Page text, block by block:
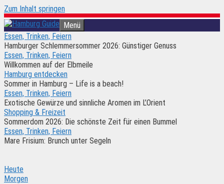
Zum Inhalt springen
Menü
Essen, Trinken, Feiern
Hamburger Schlemmersommer 2026: Günstiger Genuss
Essen, Trinken, Feiern
Willkommen auf der Elbmeile
Hamburg entdecken
Sommer in Hamburg – Life is a beach!
Essen, Trinken, Feiern
Exotische Gewürze und sinnliche Aromen im L’Orient
Shopping & Freizeit
Sommerdom 2026: Die schönste Zeit für einen Bummel
Essen, Trinken, Feiern
Mare Frisium: Brunch unter Segeln
Heute
Morgen